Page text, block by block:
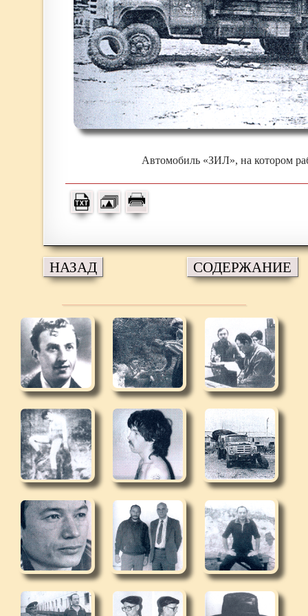
Автомобиль «ЗИЛ», на котором
НАЗАД СОДЕРЖАНИЕ